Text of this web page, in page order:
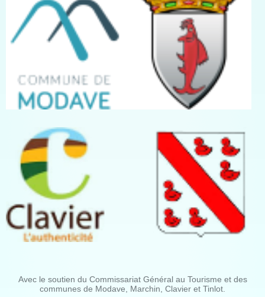
Avec le soutien du Commissariat Général au Tourisme et des
communes de Modave, Marchin, Clavier et Tinlot.